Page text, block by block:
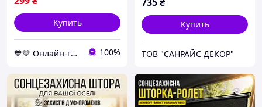
Купить
💙💛 Онлайн-гипермаркет "УкрШоппинг" 👌🎁 🚚 ⤵ 100%
Купить
ТОВ "САНРАЙС ДЕКОР"